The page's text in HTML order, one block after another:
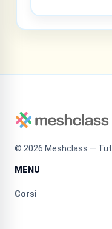
© 2026 Meshclass —
MENU
Corsi